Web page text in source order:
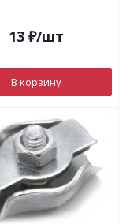
13 ₽/шт
В корзину